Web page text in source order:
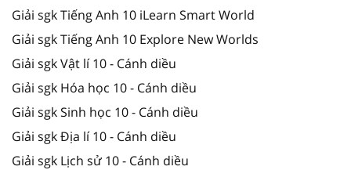
Giải sgk Tiếng Anh 10 iLearn Smart World
Giải sgk Tiếng Anh 10 Explore New Worlds
Giải sgk Vật lí 10 - Cánh diều
Giải sgk Hóa học 10 - Cánh diều
Giải sgk Sinh học 10 - Cánh diều
Giải sgk Địa lí 10 - Cánh diều
Giải sgk Lịch sử 10 - Cánh diều